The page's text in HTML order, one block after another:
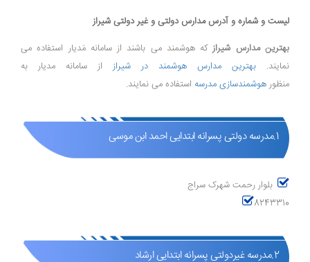
لیست و شماره و آدرس مدارس دولتی و غیر دولتی شیراز
بهترین مدارس شیرازکه هوشمند می باشند از سامانه مَدیار استفاده می
نمایند. بهترین مدارس هوشمند در شیراز از سامانه مدیار به
منظور هوشمندسازی مدرسه استفاده می نمایند.
1.مدرسه دولتی پسرانه ابتدایی احمد ابن موسی
بلوار رحمت شهرک سراج
8243310
2.مدرسه غیردولتی پسرانه ابتدایی ارشاد